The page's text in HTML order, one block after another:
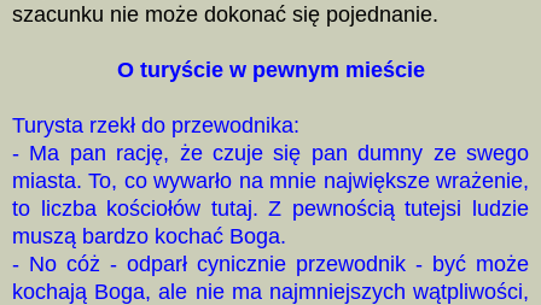
szacunku nie może dokonać się pojednanie.
O turyście w pewnym mieście
Turysta rzekł do przewodnika:
- Ma pan rację, że czuje się pan dumny ze swego
miasta. To, co wywarło na mnie największe wrażenie,
to liczba kościołów tutaj. Z pewnością tutejsi ludzie
muszą bardzo kochać Boga.
- No cóż - odparł cynicznie przewodnik - być może
kochają Boga, ale nie ma najmniejszych wątpliwości,